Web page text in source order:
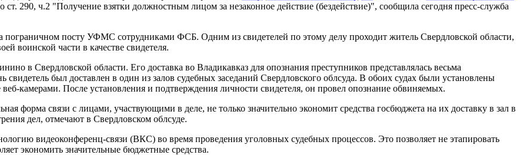
ст. 290, ч.2 "Получение взятки должностным лицом за незаконное действие (бездействие)", сообщила сегодня пресс-служба
пограничном посту УФМС сотрудниками ФСБ. Одним из свидетелей по этому делу проходит житель Свердловской области,
воинской части в качестве свидетеля.
в Свердловской области. Его доставка во Владикавказ для опознания преступников представлялась весьма
был доставлен в один из залов судебных заседаний Свердловского облсуда. В обоих судах были установлены
камерами. После установления и подтверждения личности свидетеля, он провел опознание обвиняемых.
форма связи с лицами, участвующими в деле, не только значительно экономит средства госбюджета на их доставку в зал в
дел, отмечают в Свердловском облсуде.
видеоконференц-связи (ВКС) во время проведения уголовных судебных процессов. Это позволяет не этапировать
экономить значительные бюджетные средства.